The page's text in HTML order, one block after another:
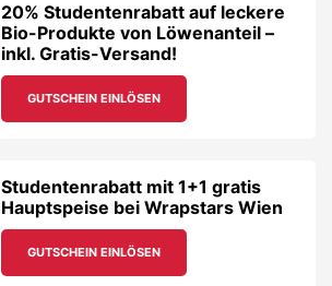
20% Studentenrabatt auf leckere
Bio-Produkte von Löwenanteil –
inkl. Gratis-Versand!
GUTSCHEIN EINLÖSEN
Studentenrabatt mit 1+1 gratis
Hauptspeise bei Wrapstars Wien
GUTSCHEIN EINLÖSEN